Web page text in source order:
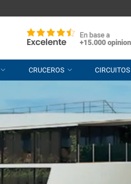
CRUCEROS CIRCUITOS